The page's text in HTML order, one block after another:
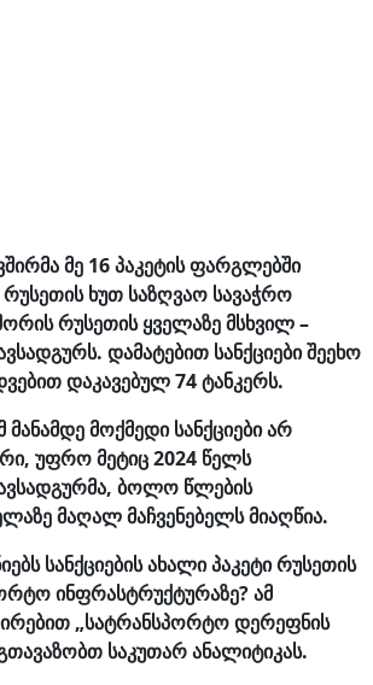
მე 16 პაკეტის ფარგლებში
რუსეთის ხუთ საზღვაო სავაჭრო
რუსეთის ყველაზე მსხვილ –
დამატებით სანქციები შეეხო
დაკავებულ 74 ტანკერს.
მანამდე მოქმედი სანქციები არ
უფრო მეტიც 2024 წელს
ბოლო წლების
მაღალ მაჩვენებელს მიაღწია.
სანქციების ახალი პაკეტი რუსეთის
ინფრასტრუქტურაზე? ამ
„სატრანსპორტო დერეფნის
საკუთარ ანალიტიკას.